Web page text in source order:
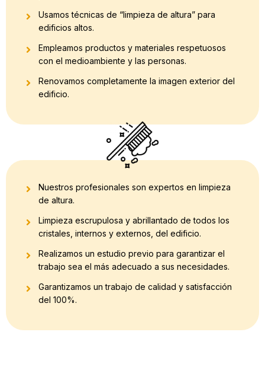
Usamos técnicas de “limpieza de altura” para
edificios altos.
Empleamos productos y materiales respetuosos
con el medioambiente y las personas.
Renovamos completamente la imagen exterior del
edificio.
Nuestros profesionales son expertos en limpieza
de altura.
Limpieza escrupulosa y abrillantado de todos los
cristales, internos y externos, del edificio.
Realizamos un estudio previo para garantizar el
trabajo sea el más adecuado a sus necesidades.
Garantizamos un trabajo de calidad y satisfacción
del 100%.